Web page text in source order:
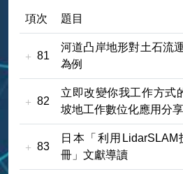
項次 題目
81
河道凸岸地形對土石流
為例
82
立即改變你我工作方式
坡地工作數位化應用分享
83
日本「利用
冊」文獻導讀